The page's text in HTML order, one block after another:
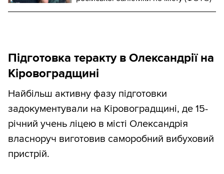
Підготовка теракту в Олександрії на
Кіровоградщині
Найбільш активну фазу підготовки
задокументували на Кіровоградщині, де 15-
річний учень ліцею в місті Олександрія
власноруч виготовив саморобний вибуховий
пристрій.